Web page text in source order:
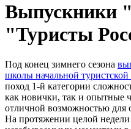
Выпускники
"Туристы
Под конец зимнего сезона
школы начальной туристской
поход 1-й категории
как новички, так и опытные
отличной возможностью
На протяжении целой